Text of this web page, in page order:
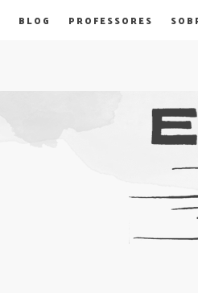
BLOG PROFESSORES